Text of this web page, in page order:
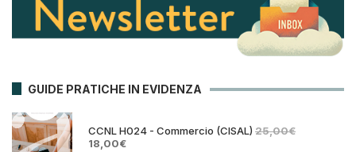
GUIDE PRATICHE IN EVIDENZA
CCNL H024 - Commercio (CISAL) 25,00€
Il18,00€Il